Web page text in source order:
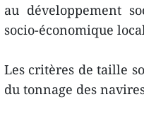
au développement
socio-économique
Les critères de taille
du tonnage des